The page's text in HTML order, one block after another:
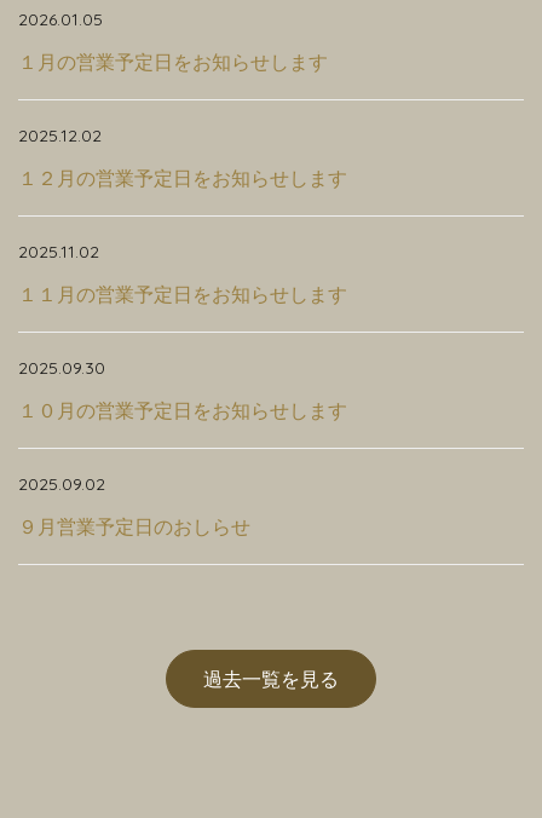
2026.01.05
１月の営業予定日をお知らせします
2025.12.02
１２月の営業予定日をお知らせします
2025.11.02
１１月の営業予定日をお知らせします
2025.09.30
１０月の営業予定日をお知らせします
2025.09.02
９月営業予定日のおしらせ
過去一覧を見る